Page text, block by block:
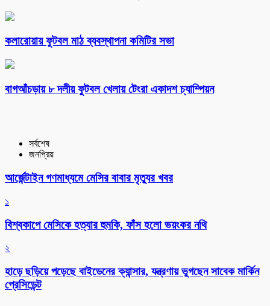
কলারোয়ায় ফুটবল মাঠ ব্যবস্থাপনা কমিটির সভা
বাগআঁচড়ায় ৮ দলীয় ফুটবল খেলায় টেংরা একাদশ চ্যাম্পিয়ন
সর্বশেষ
জনপ্রিয়
আর্জেন্টাইন গণমাধ্যমে মেসির বাবার মৃত্যুর খবর
১
বিশ্বকাপে মেসিকে হত্যার হুমকি, ফাঁস হলো ভয়ংকর নথি
২
হাড়ে ছড়িয়ে পড়েছে বাইডেনের ক্যান্সার, যন্ত্রণায় ভুগছেন সাবেক মার্কিন
প্রেসিডেন্ট